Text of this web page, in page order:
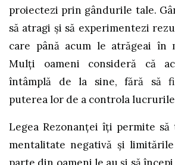
proiectezi prin gândurile tale.
să atragi și să experimentezi
care până acum le atrăgeai în
Mulți oameni consideră că
întâmplă de la sine, fără să
puterea lor de a controla
Legea Rezonanței îți permite
mentalitate negativă și